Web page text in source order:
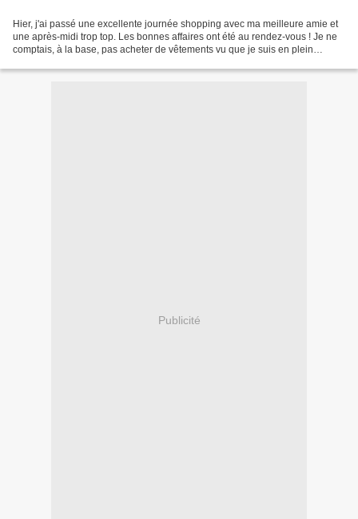
Hier, j'ai passé une excellente journée shopping avec ma meilleure amie et
une après-midi trop top. Les bonnes affaires ont été au rendez-vous ! Je ne
comptais, à la base, pas acheter de vêtements vu que je suis en plein
Publicité